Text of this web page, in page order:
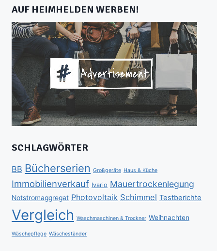
AUF HEIMHELDEN WERBEN!
SCHLAGWÖRTER
BB Bücherserien Großgeräte Haus & Küche
Immobilienverkauf Ivario Mauertrockenlegung
Notstromaggregat Photovoltaik Schimmel Testberichte
Vergleich Waschmaschinen & Trockner Weihnachten
Wäschepflege Wäscheständer